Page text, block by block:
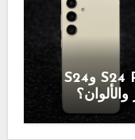
Samsung Galaxy S24 وS24 Plus وS24